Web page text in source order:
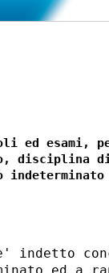
ed esami,
disciplina
indetto